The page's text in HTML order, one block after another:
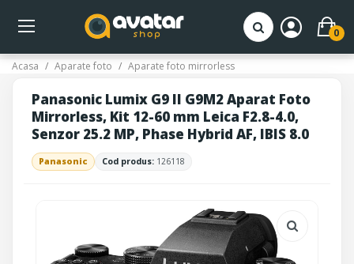
0
Acasa Aparate foto Aparate foto mirrorless
Panasonic Lumix G9 II G9M2 Aparat Foto
Mirrorless, Kit 12-60 mm Leica F2.8-4.0,
Senzor 25.2 MP, Phase Hybrid AF, IBIS 8.0
Panasonic Cod produs: 126118